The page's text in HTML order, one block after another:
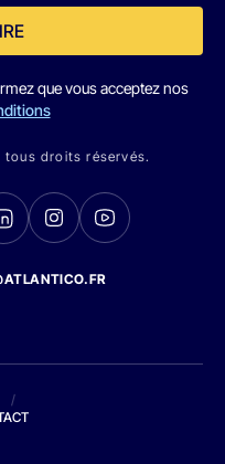
que vous acceptez nos
tous droits réservés.
/